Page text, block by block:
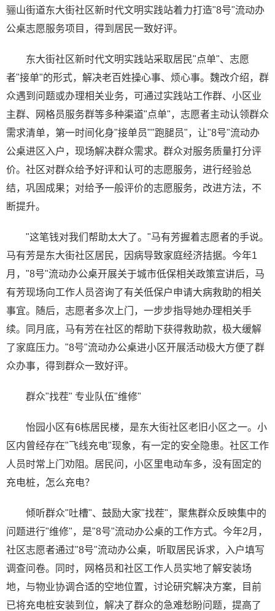
骊山街道东大街社区新时代文明实践站着力打造"8号"流动办
公桌志愿服务项目，得到居民一致好评。
东大街社区新时代文明实践站采取居民"点单"、志愿
者"接单"的形式，解决老百姓操心事、烦心事。魏改介绍，群
众遇到问题或办理相关业务，可通过实践站工作群、小区业
主群、网格员服务群等多种渠道"点单"，志愿者主动认领群众
需求清单，第一时间化身"接单员""跑腿员"，让"8号"流动办
公桌进区入户，现场解决群众需求。群众对服务质量打分评
价。社区对群众给予好评和认可的志愿服务，进行经验总
结，巩固成果；对给予一般评价的志愿服务，改进方法，不
断提升。
"这笔钱对我们帮助太大了。"马有芳握着志愿者的手说。
马有芳是东大街社区居民，因病导致家庭经济拮据。今年1
月，"8号"流动办公桌开展关于城市低保相关政策宣讲后，马
有芳现场向工作人员咨询了有关低保户申请大病救助的相关
事宜。随后，志愿者多次上门，一步步指导她办理相关手
续。同月底，马有芳在社区的帮助下获得救助款，极大缓解
了家庭压力。"8号"流动办公桌进小区开展活动极大方便了群
众办事，得到群众一致好评。
群众"找茬" 专业队伍"维修"
怡园小区有6栋居民楼，是东大街社区老旧小区之一。小
区内曾经存在"飞线充电"现象，有一定的安全隐患。社区工作
人员时常上门劝阻。居民问，小区里电动车多，没有固定的
充电桩，怎么充电？
倾听群众"吐槽"、鼓励大家"找茬"，聚焦群众反映集中的
问题进行"维修"，是"8号"流动办公桌的工作方式。今年2月，
社区志愿者通过"8号"流动办公桌，听取居民诉求，入户填写
调查问卷。同时，网格员和社区工作人员实地了解安装场
地，与物业协调合适的空地位置，讨论研究解决方案，目前
已将充电桩安装到位，解决了群众的急难愁盼问题，提高了